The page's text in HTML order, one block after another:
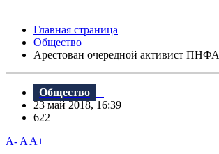
Главная страница
Общество
Арестован очередной активист ПНФА
Общество
23 май 2018, 16:39
622
A- A A+